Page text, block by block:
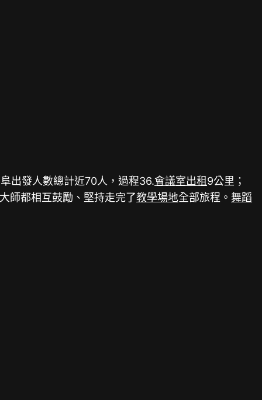
出發人數總計近70人，過程36.會議室出租9公里；
師都相互鼓勵、堅持走完了教學場地全部旅程。 舞蹈